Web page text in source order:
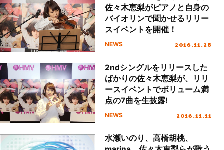
佐々木恵梨がピアノと自身の
バイオリンで聞かせるリリー
スイベントを開催！
NEWS 2016.11.28
2ndシングルをリリースした
ばかりの佐々木恵梨が、リリ
ースイベントでボリューム満
点の7曲を生披露!
NEWS 2016.11.11
水瀬いのり、高橋胡桃、